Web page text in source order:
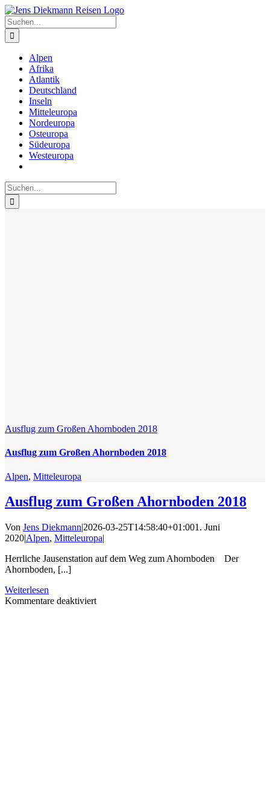
Zum
Inhalt
springen
Suche
nach:
Alpen
Afrika
Atlantik
Deutschland
Inseln
Mitteleuropa
Nordeuropa
Osteuropa
Südeuropa
Westeuropa
Suche
nach:
Ausflug zum Großen Ahornboden 2018
Ausflug zum Großen Ahornboden 2018
Alpen, Mitteleuropa
Ausflug zum Großen Ahornboden 2018
Von Jens Diekmann|2026-03-25T14:58:40+01:001. Juni
2020|Alpen, Mitteleuropa|
Herrliche Jausenstation auf dem Weg zum Ahornboden Der
Ahornboden, [...]
Weiterlesen
Kommentare deaktiviertfür